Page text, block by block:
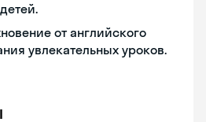
от английского
увлекательных уроков.